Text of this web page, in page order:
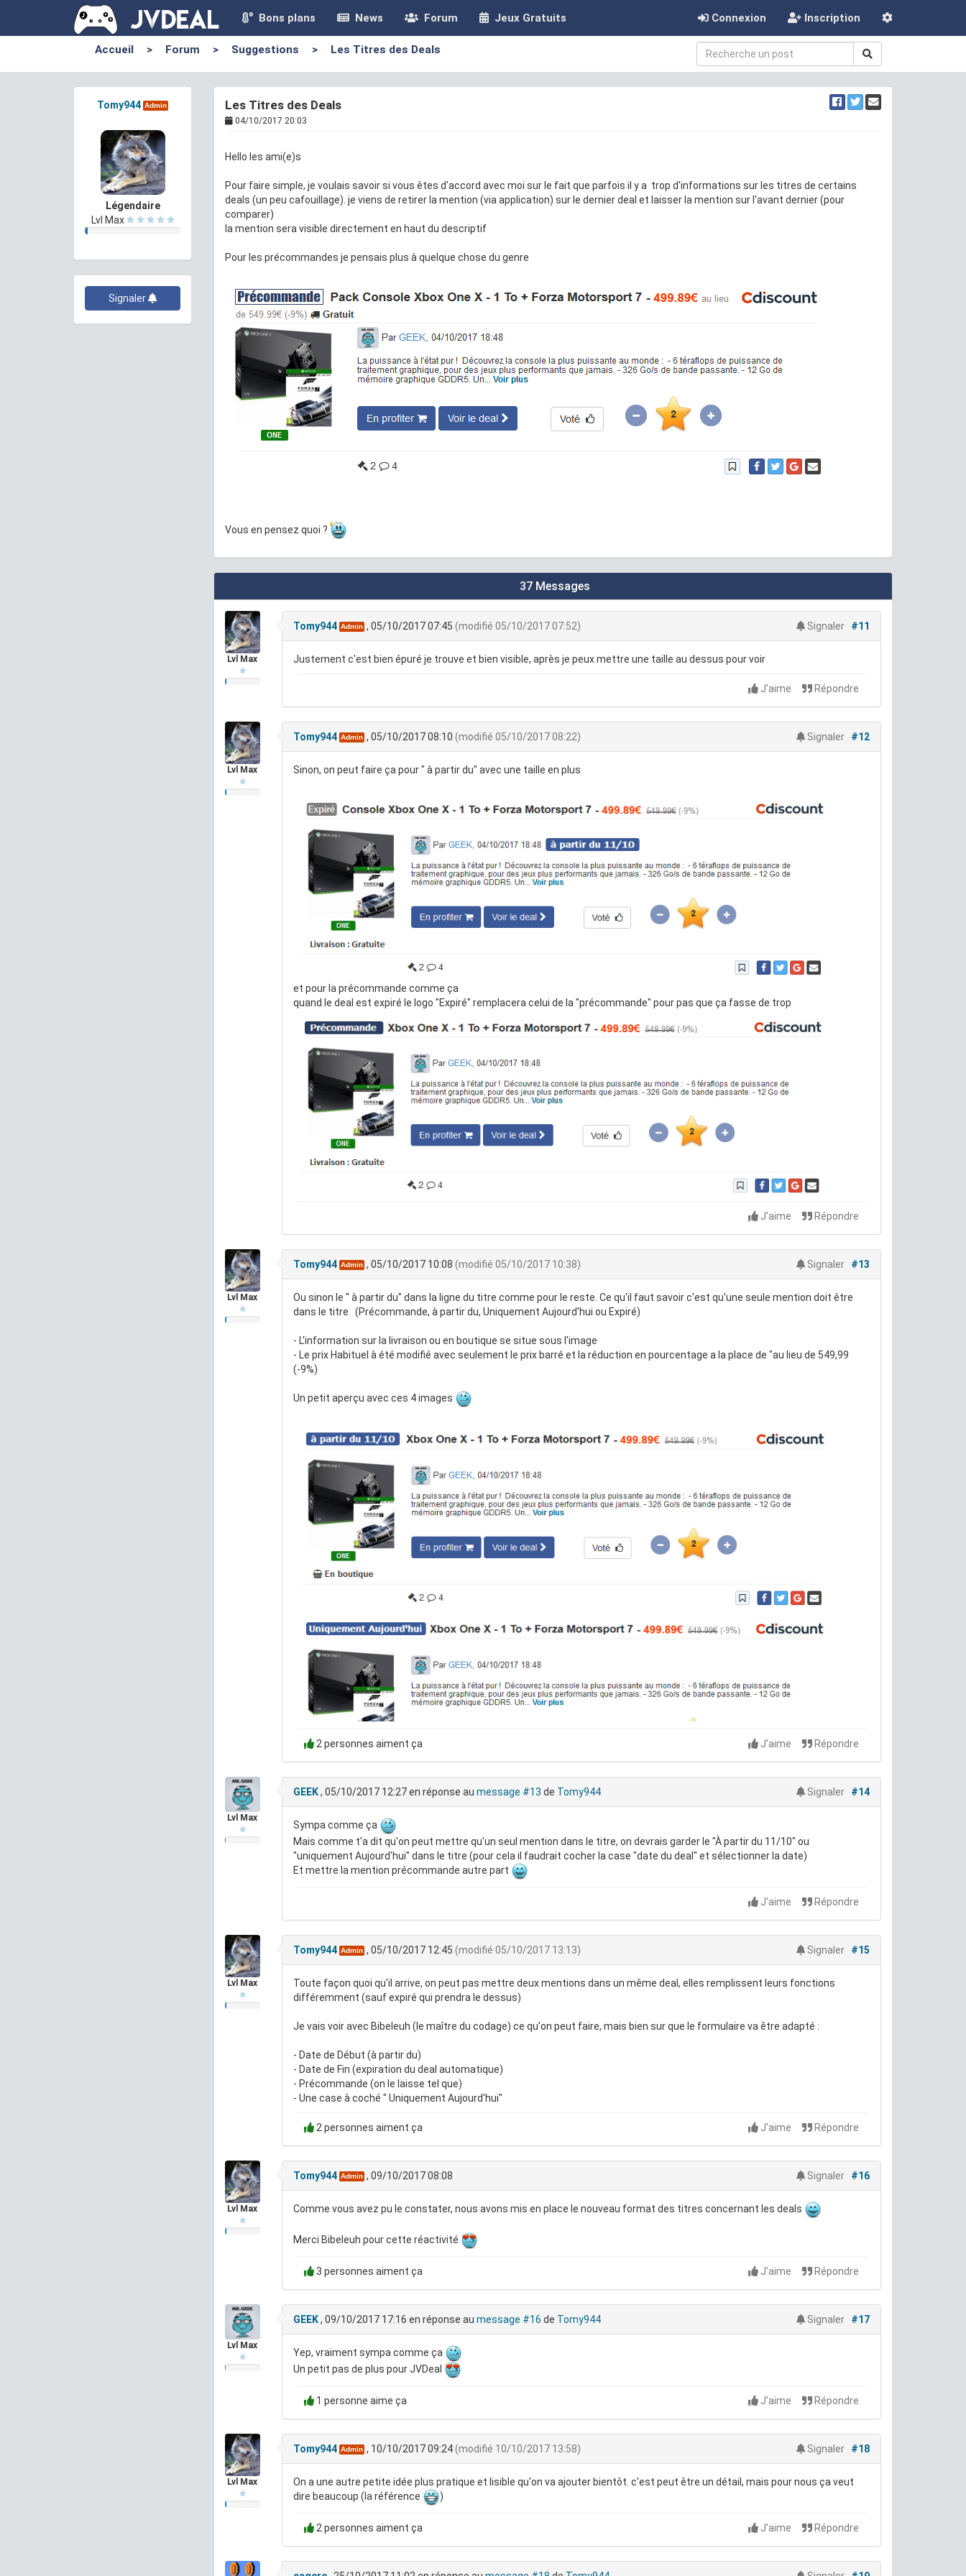
Bons plans News Forum Jeux Gratuits Connexion Inscription
Accueil > Forum > Suggestions > Les Titres des Deals
Les Titres des Deals
04/10/2017 20:03
Hello les ami(e)s
Pour faire simple, je voulais savoir si vous êtes d'accord avec moi sur le fait que parfois il y a trop d'informations sur les titres de certains
deals (un peu cafouillage). je viens de retirer la mention (via application) sur le dernier deal et laisser la mention sur l'avant dernier (pour
comparer)
la mention sera visible directement en haut du descriptif
Pour les précommandes je pensais plus à quelque chose du genre
Vous en pensez quoi ?
Tomy944 Admin
Légendaire
Lvl Max
Signaler
37 Messages
Lvl Max
Tomy944 Admin, 05/10/2017 07:45 (modifié 05/10/2017 07:52) Signaler #11
Justement c'est bien épuré je trouve et bien visible, après je peux mettre une taille au dessus pour voir
J'aime Répondre
Lvl Max
Tomy944 Admin, 05/10/2017 08:10 (modifié 05/10/2017 08:22) Signaler #12
Sinon, on peut faire ça pour " à partir du" avec une taille en plus
et pour la précommande comme ça
quand le deal est expiré le logo "Expiré" remplacera celui de la "précommande" pour pas que ça fasse de trop
J'aime Répondre
Lvl Max
Tomy944 Admin, 05/10/2017 10:08 (modifié 05/10/2017 10:38) Signaler #13
Ou sinon le " à partir du" dans la ligne du titre comme pour le reste. Ce qu'il faut savoir c'est qu'une seule mention doit être
dans le titre (Précommande, à partir du, Uniquement Aujourd'hui ou Expiré)
- L'information sur la livraison ou en boutique se situe sous l'image
- Le prix Habituel à été modifié avec seulement le prix barré et la réduction en pourcentage a la place de "au lieu de 549,99
(-9%)
Un petit aperçu avec ces 4 images
2 personnes aiment ça J'aime Répondre
Lvl Max
GEEK, 05/10/2017 12:27en réponse au message #13 de Tomy944 Signaler #14
Sympa comme ça
Mais comme t'a dit qu'on peut mettre qu'un seul mention dans le titre, on devrais garder le "À partir du 11/10" ou
"uniquement Aujourd'hui" dans le titre (pour cela il faudrait cocher la case "date du deal" et sélectionner la date)
Et mettre la mention précommande autre part
J'aime Répondre
Lvl Max
Tomy944 Admin, 05/10/2017 12:45 (modifié 05/10/2017 13:13) Signaler #15
Toute façon quoi qu'il arrive, on peut pas mettre deux mentions dans un même deal, elles remplissent leurs fonctions
différemment (sauf expiré qui prendra le dessus)
Je vais voir avec Bibeleuh (le maître du codage) ce qu'on peut faire, mais bien sur que le formulaire va être adapté :
- Date de Début (à partir du)
- Date de Fin (expiration du deal automatique)
- Précommande (on le laisse tel que)
- Une case à coché " Uniquement Aujourd'hui"
2 personnes aiment ça J'aime Répondre
Lvl Max
Tomy944 Admin, 09/10/2017 08:08 Signaler #16
Comme vous avez pu le constater, nous avons mis en place le nouveau format des titres concernant les deals
Merci Bibeleuh pour cette réactivité
3 personnes aiment ça J'aime Répondre
Lvl Max
GEEK, 09/10/2017 17:16 en réponse au message #16 de Tomy944 Signaler #17
Yep, vraiment sympa comme ça
Un petit pas de plus pour JVDeal
1 personne aime ça J'aime Répondre
Lvl Max
Tomy944 Admin, 10/10/2017 09:24 (modifié 10/10/2017 13:58) Signaler #18
On a une autre petite idée plus pratique et lisible qu'on va ajouter bientôt. c'est peut être un détail, mais pour nous ça veut
dire beaucoup (la référence
)
2 personnes aiment ça J'aime Répondre